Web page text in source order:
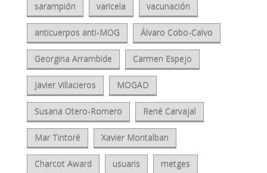
sarampión varicela vacunación
anticuerpos anti-MOG Álvaro Cobo-Calvo
Georgina Arrambide Carmen Espejo
Javier Villacieros MOGAD
Susana Otero-Romero René Carvajal
Mar Tintoré Xavier Montalban
Charcot Award usuaris metges